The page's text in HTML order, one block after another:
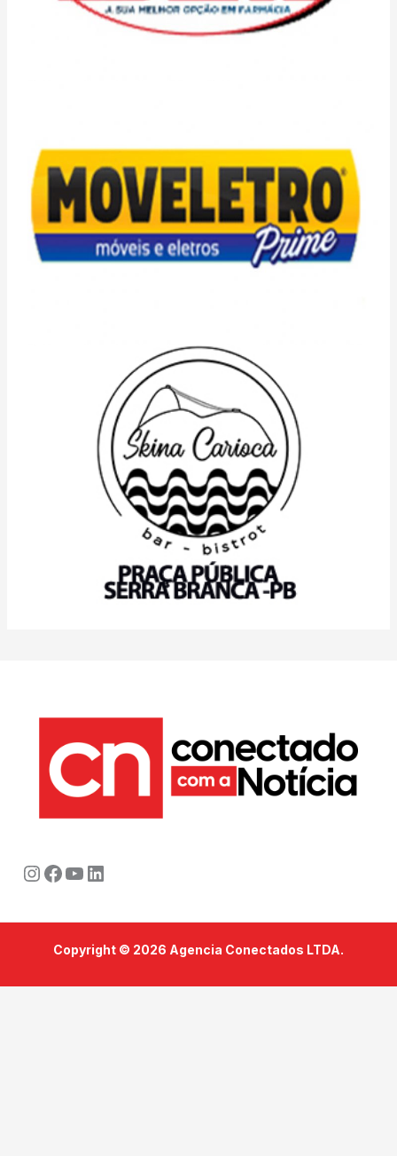
Instagram
Facebook
Youtube
LinkedIn
Copyright © 2026 Agencia Conectados LTDA.